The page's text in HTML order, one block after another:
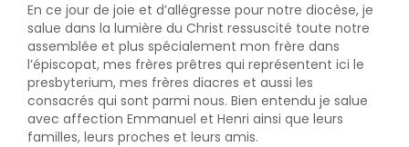
En ce jour de joie et d’allégresse pour notre diocèse, je
salue dans la lumière du Christ ressuscité toute notre
assemblée et plus spécialement mon frère dans
l’épiscopat, mes frères prêtres qui représentent ici le
presbyterium, mes frères diacres et aussi les
consacrés qui sont parmi nous. Bien entendu je salue
avec affection Emmanuel et Henri ainsi que leurs
familles, leurs proches et leurs amis.